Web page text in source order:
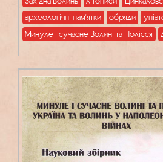
археологічні пам’ятки
обряди
Минуле і сучасне Волині та Полісся